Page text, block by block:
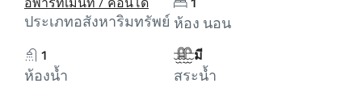
ประเภทอสังหาริมทรัพย์ ห้อง นอน
1
ห้องน้ำ
มี
สระน้ำ